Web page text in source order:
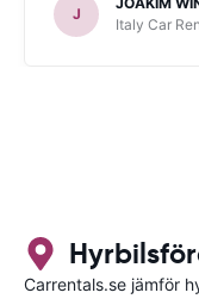
J
Italy Car
Carrentals.se jämför